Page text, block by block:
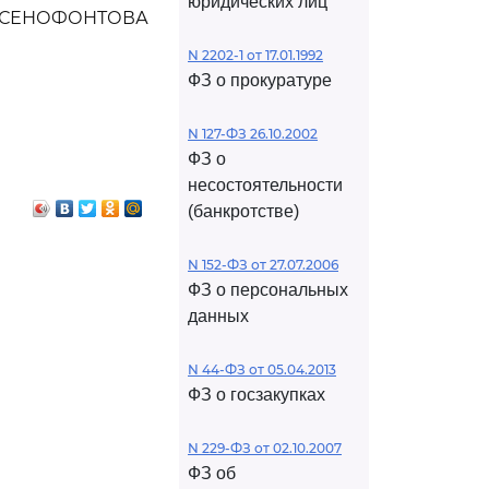
N 2202-1 от 17.01.1992
ФЗ о прокуратуре
N 127-ФЗ 26.10.2002
ФЗ о
несостоятельности
(банкротстве)
N 152-ФЗ от 27.07.2006
ФЗ о персональных
данных
N 44-ФЗ от 05.04.2013
ФЗ о госзакупках
N 229-ФЗ от 02.10.2007
ФЗ об